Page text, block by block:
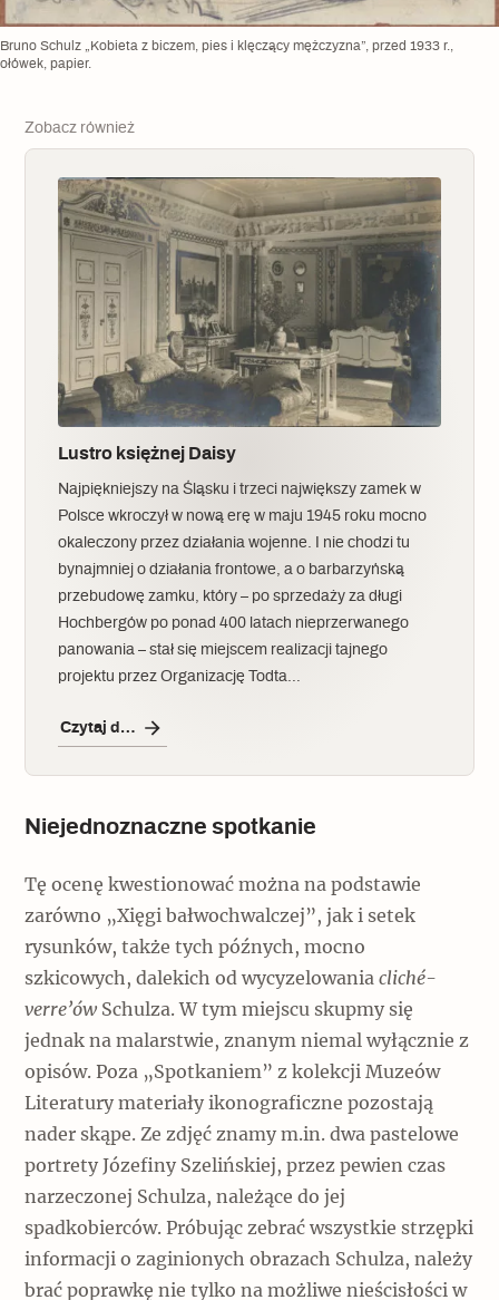
Bruno Schulz „Kobieta z biczem, pies i klęczący mężczyzna”, przed 1933 r.,
ołówek, papier.
Zobacz również
Lustro księżnej Daisy
Najpiękniejszy na Śląsku i trzeci największy zamek w
Polsce wkroczył w nową erę w maju 1945 roku mocno
okaleczony przez działania wojenne. I nie chodzi tu
bynajmniej o działania frontowe, a o barbarzyńską
przebudowę zamku, który – po sprzedaży za długi
Hochbergów po ponad 400 latach nieprzerwanego
panowania – stał się miejscem realizacji tajnego
projektu przez Organizację Todta…
Czytaj dalej
Niejednoznaczne spotkanie
Tę ocenę kwestionować można na podstawie
zarówno „Xięgi bałwochwalczej”, jak i setek
rysunków, także tych późnych, mocno
szkicowych, dalekich od wycyzelowaniacliché-
verre’ów Schulza. W tym miejscu skupmy się
jednak na malarstwie, znanym niemal wyłącznie z
opisów. Poza „Spotkaniem” z kolekcji Muzeów
Literatury materiały ikonograficzne pozostają
nader skąpe. Ze zdjęć znamy m.in. dwa pastelowe
portrety Józefiny Szelińskiej, przez pewien czas
narzeczonej Schulza, należące do jej
spadkobierców. Próbując zebrać wszystkie strzępki
informacji o zaginionych obrazach Schulza, należy
brać poprawkę nie tylko na możliwe nieścisłości w